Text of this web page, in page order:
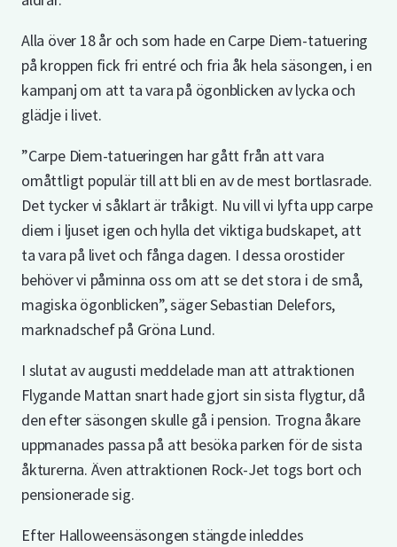
Alla över 18 år och som hade en Carpe Diem-tatuering
på kroppen fick fri entré och fria åk hela säsongen, i en
kampanj om att ta vara på ögonblicken av lycka och
glädje i livet.
”Carpe Diem-tatueringen har gått från att vara
omåttligt populär till att bli en av de mest bortlasrade.
Det tycker vi såklart är tråkigt. Nu vill vi lyfta upp carpe
diem i ljuset igen och hylla det viktiga budskapet, att
ta vara på livet och fånga dagen. I dessa orostider
behöver vi påminna oss om att se det stora i de små,
magiska ögonblicken”, säger Sebastian Delefors,
marknadschef på Gröna Lund.
I slutat av augusti meddelade man att attraktionen
Flygande Mattan snart hade gjort sin sista flygtur, då
den efter säsongen skulle gå i pension. Trogna åkare
uppmanades passa på att besöka parken för de sista
åkturerna. Även attraktionen Rock-Jet togs bort och
pensionerade sig.
Efter Halloweensäsongen stängde inleddes